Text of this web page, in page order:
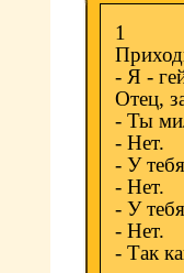
1
- Я -
Отец,
- Ты
- Нет.
- У
- Нет.
- У
- Нет.
- Так